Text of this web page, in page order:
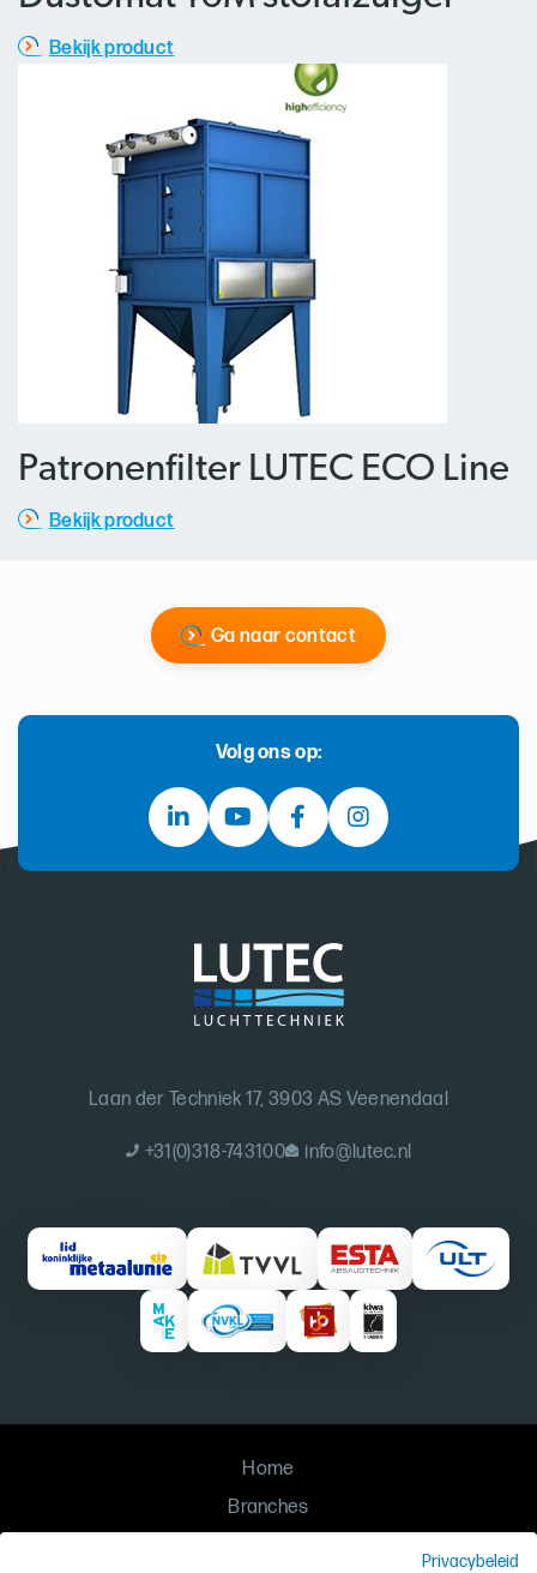
Bekijk product
Patronenfilter LUTEC ECO Line
Bekijk product
Ga naar contact
Volg ons op:
Laan der Techniek 17, 3903 AS Veenendaal
+31(0)318-743100 info@lutec.nl
Home
Branches
Privacybeleid